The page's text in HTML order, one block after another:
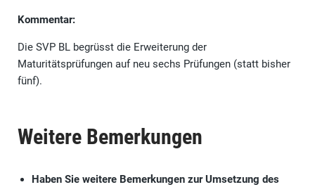
Kommentar:
Die SVP BL begrüsst die Erweiterung der
Maturitätsprüfungen auf neu sechs Prüfungen (statt bisher
fünf).
Weitere Bemerkungen
Haben Sie weitere Bemerkungen zur Umsetzung des